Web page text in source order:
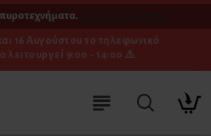
[ Δείτε τη διαδικασία ]
16 Αυγούστου το τηλεφωνικό
λειτουργεί 9:00 - 14:00 ⚠️